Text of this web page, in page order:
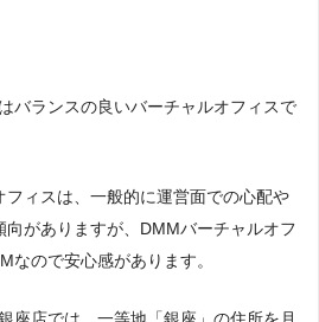
バランスの良いバーチャルオフィスで
ィスは、一般的に運営面での心配や
がありますが、DMMバーチャルオフ
なので安心感があります。
座店では、一等地「銀座」の住所を月